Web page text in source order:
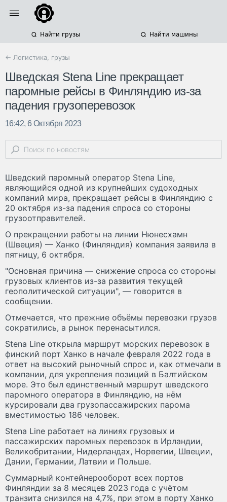
Найти грузы Найти машины
← Логистика, грузы
Шведская Stena Line прекращает
паромные рейсы в Финляндию из-за
падения грузоперевозок
16:42, 6 Октября 2023
Шведский паромный оператор Stena Line,
являющийся одной из крупнейших судоходных
компаний мира, прекращает рейсы в Финляндию с
20 октября из-за падения спроса со стороны
грузоотправителей.
О прекращении работы на линии Нюнесхамн
(Швеция) — Ханко (Финляндия) компания заявила в
пятницу, 6 октября.
"Основная причина — снижение спроса со стороны
грузовых клиентов из-за развития текущей
геополитической ситуации", — говорится в
сообщении.
Отмечается, что прежние объёмы перевозки грузов
сократились, а рынок перенасытился.
Stena Line открыла маршрут морских перевозок в
финский порт Ханко в начале февраля 2022 года в
ответ на высокий рыночный спрос и, как отмечали в
компании, для укрепления позиций в Балтийском
море. Это был единственный маршрут шведского
паромного оператора в Финляндию, на нём
курсировали два грузопассажирских парома
вместимостью 186 человек.
Stena Line работает на линиях грузовых и
пассажирских паромных перевозок в Ирландии,
Великобритании, Нидерландах, Норвегии, Швеции,
Дании, Германии, Латвии и Польше.
Суммарный контейнерооборот всех портов
Финляндии за 8 месяцев 2023 года с учётом
транзита снизился на 4,7%, при этом в порту Ханко